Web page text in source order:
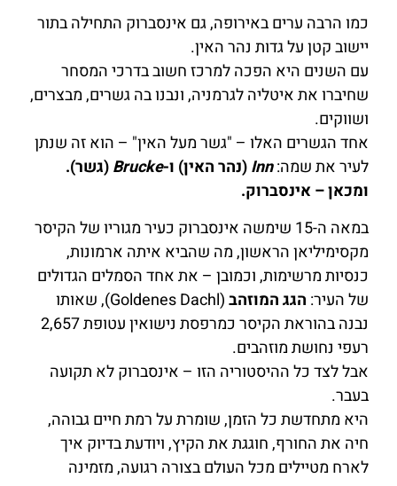
כמו הרבה ערים באירופה, גם אינסברוק התחילה בתור
יישוב קטן על גדות נהר האין.
עם השנים היא הפכה למרכז חשוב בדרכי המסחר
שחיברו את איטליה לגרמניה, ונבנו בה גשרים, מבצרים,
ושווקים.
אחד הגשרים האלו – "גשר מעל האין" – הוא זה שנתן
לעיר את שמה:Inn(נהר האין) ו-Brucke(גשר).
ומכאן – אינסברוק.
במאה ה-15 שימשה אינסברוק כעיר מגוריו של הקיסר
מקסימיליאן הראשון, מה שהביא איתה ארמונות,
כנסיות מרשימות, וכמובן – את אחד הסמלים הגדולים
של העיר: הגג המוזהב
(Goldenes Dachl), שאותו
נבנה בהוראת הקיסר כמרפסת נישואין עטופת 2,657
רעפי נחושת מוזהבים.
אבל לצד כל ההיסטוריה הזו – אינסברוק לא תקועה
בעבר.
היא מתחדשת כל הזמן, שומרת על רמת חיים גבוהה,
חיה את החורף, חוגגת את הקיץ, ויודעת בדיוק איך
לארח מטיילים מכל העולם בצורה רגועה, מזמינה